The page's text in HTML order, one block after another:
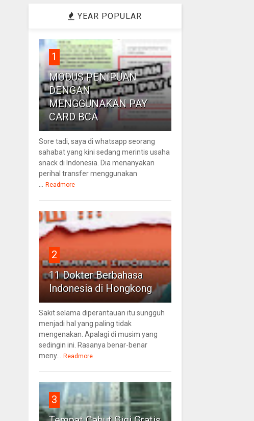
YEAR POPULAR
1
MODUS PENIPUAN
DENGAN
MENGGUNAKAN PAY
CARD BCA
Sore tadi, saya di whatsapp seorang
sahabat yang kini sedang merintis usaha
snack di Indonesia. Dia menanyakan
perihal transfer menggunakan
... Readmore
2
11 Dokter Berbahasa
Indonesia di Hongkong
Sakit selama diperantauan itu sungguh
menjadi hal yang paling tidak
mengenakan. Apalagi di musim yang
sedingin ini. Rasanya benar-benar
meny... Readmore
3